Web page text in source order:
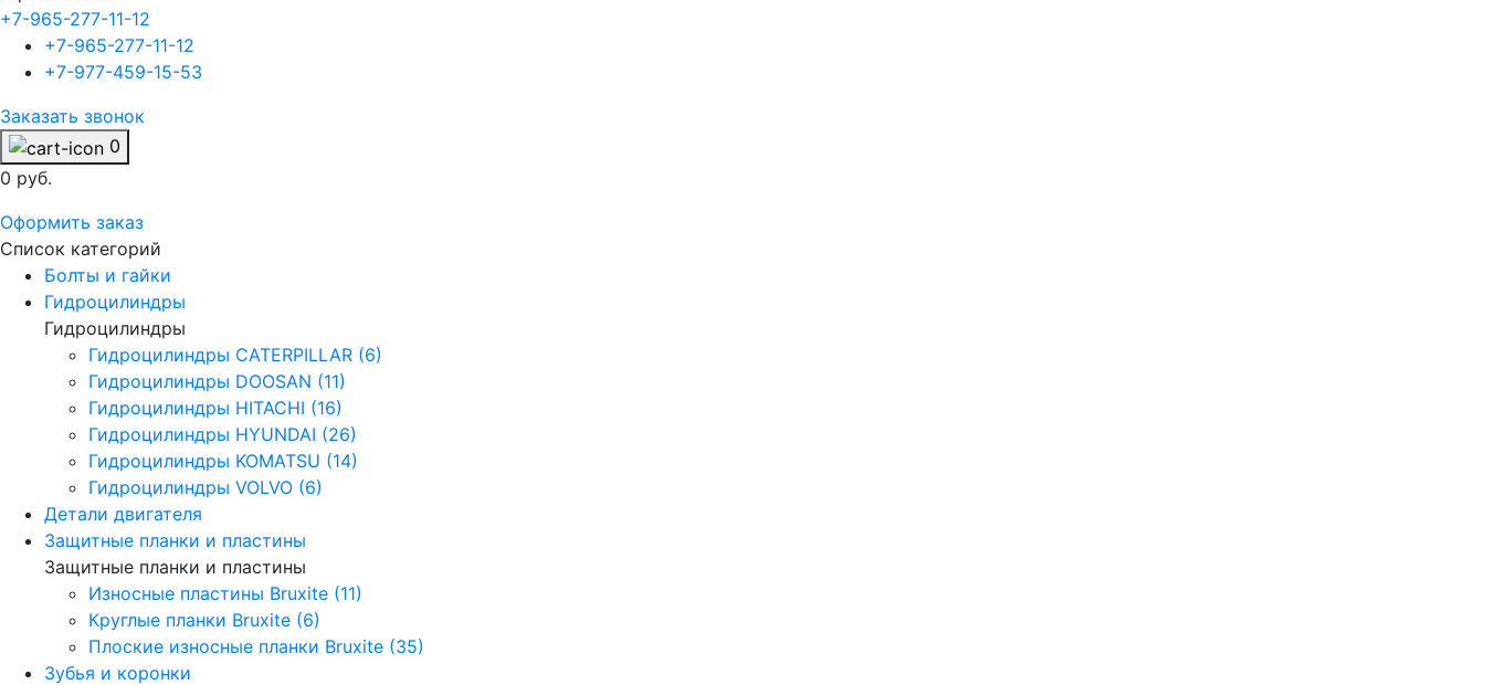
+7-965-277-11-12
+7-965-277-11-12
+7-977-459-15-53
Заказать звонок
0
0 руб.
Оформить заказ
Список категорий
Болты и гайки
Гидроцилиндры
Гидроцилиндры
Гидроцилиндры CATERPILLAR (6)
Гидроцилиндры DOOSAN (11)
Гидроцилиндры HITACHI (16)
Гидроцилиндры HYUNDAI (26)
Гидроцилиндры KOMATSU (14)
Гидроцилиндры VOLVO (6)
Детали двигателя
Защитные планки и пластины
Защитные планки и пластины
Износные пластины Bruxite (11)
Круглые планки Bruxite (6)
Плоские износные планки Bruxite (35)
Зубья и коронки